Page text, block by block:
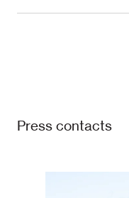
Press contacts